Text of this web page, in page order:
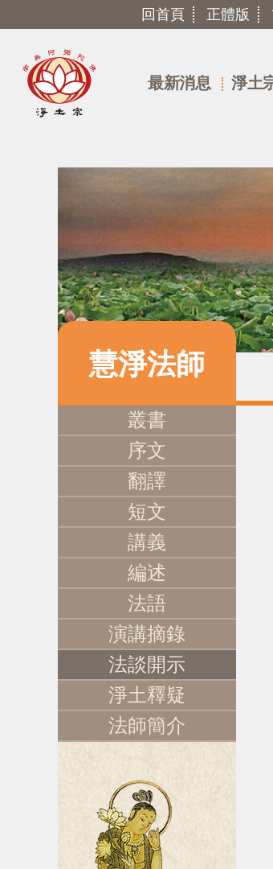
回首頁 正體版
最新消息 淨土
慧淨法師
叢書
序文
翻譯
短文
講義
編述
法語
演講摘錄
法談開示
淨土釋疑
法師簡介